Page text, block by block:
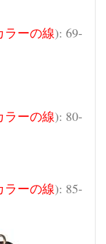
ラーの線): 69-
ラーの線): 80-
ラーの線): 85-